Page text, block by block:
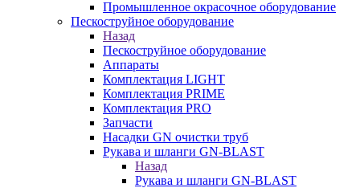
Промышленное окрасочное оборудование
Пескоструйное оборудование
Назад
Пескоструйное оборудование
Аппараты
Комплектация LIGHT
Комплектация PRIME
Комплектация PRO
Запчасти
Насадки GN очистки труб
Рукава и шланги GN-BLAST
Назад
Рукава и шланги GN-BLAST